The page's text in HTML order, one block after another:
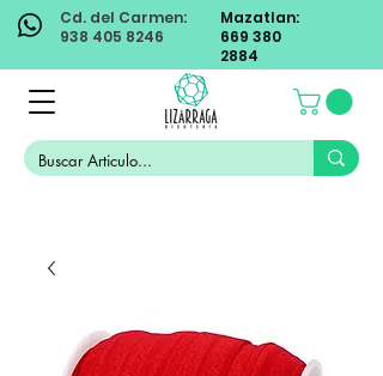
Cd. del Carmen:
938 405 8246
Mazatlan:
669 380
2884